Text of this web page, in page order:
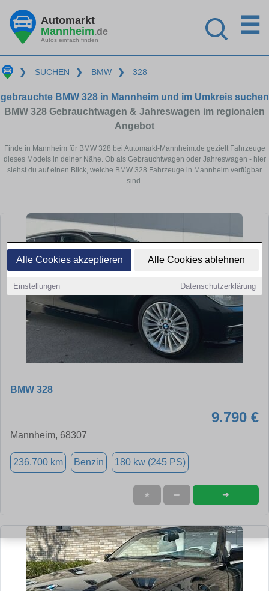
Alle Cookies akzeptieren Alle Cookies ablehnen
Einstellungen Datenschutzerklärung
Automarkt
Mannheim.de
Autos einfach finden
☰
❯ SUCHEN ❯ BMW ❯ 328
gebrauchte BMW 328 in Mannheim und im Umkreis suchen
BMW 328 Gebrauchtwagen & Jahreswagen im regionalen
Angebot
Finde in Mannheim für BMW 328 bei Automarkt-Mannheim.de gezielt Fahrzeuge
dieses Models in deiner Nähe. Ob als Gebrauchtwagen oder Jahreswagen - hier
siehst du auf einen Blick, welche BMW 328 Fahrzeuge in Mannheim verfügbar
sind.
BMW 328
9.790 €
Mannheim, 68307
236.700 km Benzin 180 kw (245 PS)
★ ➦ ➜